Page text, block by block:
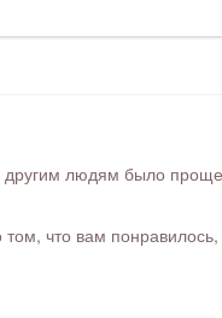
людям было
что вам